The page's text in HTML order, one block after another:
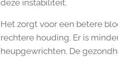
deze instabiliteit.
Het zorgt voor een betere
rechtere houding. Er is
heupgewrichten. De